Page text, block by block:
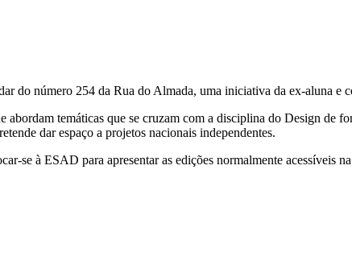
do número 254 da Rua do Almada, uma iniciativa da ex-aluna e
temáticas que se cruzam com a disciplina do Design de
dar espaço a projetos nacionais independentes.
se à ESAD para apresentar as edições normalmente acessíveis